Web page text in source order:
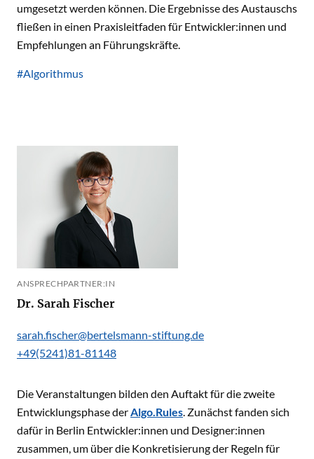
umgesetzt werden können. Die Ergebnisse des Austauschs
fließen in einen Praxisleitfaden für Entwickler:innen und
Empfehlungen an Führungskräfte.
#Algorithmus
ANSPRECHPARTNER:IN
Dr. Sarah Fischer
sarah.fischer@bertelsmann-stiftung.de
+49(5241)81-81148
Die Veranstaltungen bilden den Auftakt für die zweite
Entwicklungsphase derAlgo.Rules. Zunächst fanden sich
dafür in Berlin Entwickler:innen und Designer:innen
zusammen, um über die Konkretisierung der Regeln für